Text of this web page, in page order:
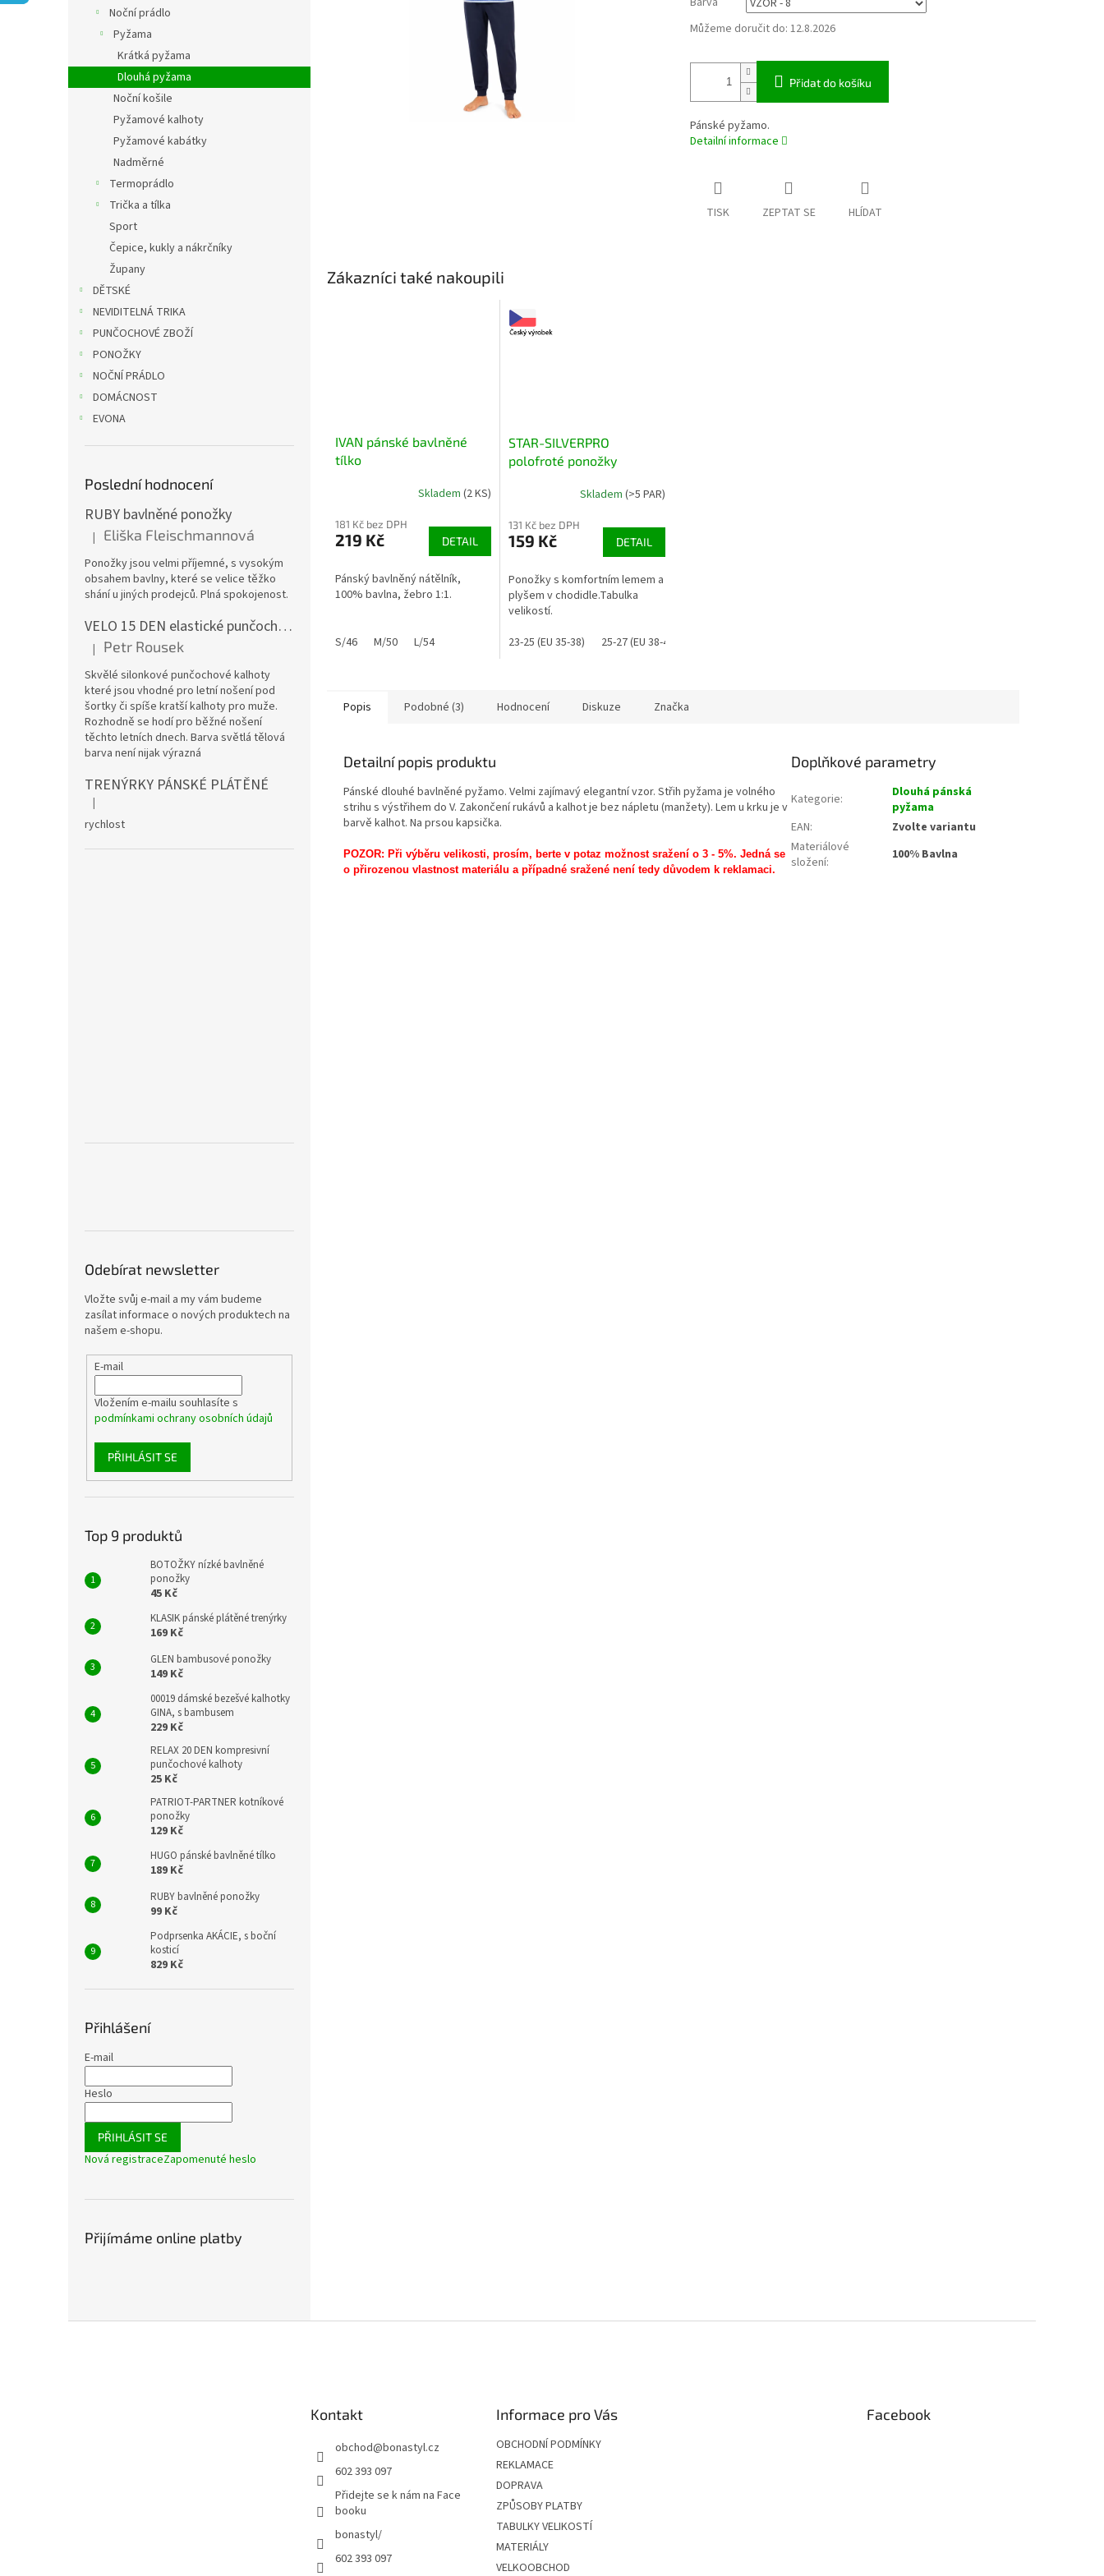
Noční prádlo
Pyžama
Krátká pyžama
Dlouhá pyžama
Noční košile
Pyžamové kalhoty
Pyžamové kabátky
Nadměrné
Termoprádlo
Trička a tílka
Sport
Čepice, kukly a nákrčníky
Župany
DĚTSKÉ
NEVIDITELNÁ TRIKA
PUNČOCHOVÉ ZBOŽÍ
PONOŽKY
NOČNÍ PRÁDLO
DOMÁCNOST
EVONA
Poslední hodnocení
RUBY bavlněné ponožky
Hodnocení produktu je 5 z 5 hvězdiček.
| Eliška Fleischmannová
Ponožky jsou velmi příjemné, s vysokým
obsahem bavlny, které se velice těžko
shání u jiných prodejců. Plná spokojenost.
VELO 15 DEN elastické punčochové kalhoty
Hodnocení produktu je 5 z 5 hvězdiček.
| Petr Rousek
Skvělé silonkové punčochové kalhoty
které jsou vhodné pro letní nošení pod
šortky či spíše kratší kalhoty pro muže.
Rozhodně se hodí pro běžné nošení
těchto letních dnech. Barva světlá tělová
barva není nijak výrazná
TRENÝRKY PÁNSKÉ PLÁTĚNÉ
Hodnocení produktu je 5 z 5 hvězdiček.
|
rychlost
Odebírat newsletter
Vložte svůj e-mail a my vám budeme
zasílat informace o nových produktech na
našem e-shopu.
E-mail
Vložením e-mailu souhlasíte s
podmínkami ochrany osobních údajů
PŘIHLÁSIT SE
Top 9 produktů
BOTOŽKY nízké bavlněné
ponožky
45 Kč
KLASIK pánské plátěné trenýrky
169 Kč
GLEN bambusové ponožky
149 Kč
00019 dámské bezešvé kalhotky
GINA, s bambusem
229 Kč
RELAX 20 DEN kompresivní
punčochové kalhoty
25 Kč
PATRIOT-PARTNER kotníkové
ponožky
129 Kč
HUGO pánské bavlněné tílko
189 Kč
RUBY bavlněné ponožky
99 Kč
Podprsenka AKÁCIE, s boční
kosticí
829 Kč
Přihlášení
E-mail
Heslo
PŘIHLÁSIT SE
Nová registraceZapomenuté heslo
Přijímáme online platby
Můžeme doručit do: 12.8.2026
Přidat do košíku
Pánské pyžamo.
Detailní informace
TISK ZEPTAT SE HLÍDAT
Zákazníci také nakoupili
IVAN pánské bavlněné
tílko
Skladem (2 KS)
181 Kč bez DPH
219 Kč DETAIL
Pánský bavlněný nátělník,
100% bavlna, žebro 1:1.
S/46 M/50 L/54
STAR-SILVERPRO
polofroté ponožky
Skladem (>5 PAR)
131 Kč bez DPH
159 Kč DETAIL
Ponožky s komfortním lemem a
plyšem v chodidle.Tabulka
velikostí.
23-25 (EU 35-38)
25-27 (EU 38-41)
Popis Podobné (3) Hodnocení Diskuze Značka
Detailní popis produktu
Pánské dlouhé bavlněné pyžamo. Velmi zajímavý elegantní vzor. Střih pyžama je volného
strihu s výstřihem do V. Zakončení rukávů a kalhot je bez nápletu (manžety). Lem u krku je v
barvě kalhot. Na prsou kapsička.
POZOR: Při výběru velikosti, prosím, berte v potaz možnost sražení o 3 - 5%. Jedná se
o přirozenou vlastnost materiálu a případné sražené není tedy důvodem k reklamaci.
Doplňkové parametry
Kategorie:
Dlouhá pánská
pyžama
EAN:
Zvolte variantu
Materiálové
složení: 100% Bavlna
Kontakt
obchod@bonastyl.cz
602 393 097
Přidejte se k nám na Face
booku
bonastyl/
602 393 097
Informace pro Vás
OBCHODNÍ PODMÍNKY
REKLAMACE
DOPRAVA
ZPŮSOBY PLATBY
TABULKY VELIKOSTÍ
MATERIÁLY
VELKOOBCHOD
Facebook